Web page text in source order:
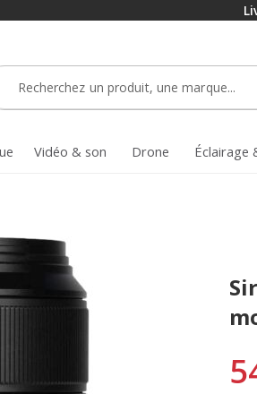
Vidéo & son Drone Éclairage